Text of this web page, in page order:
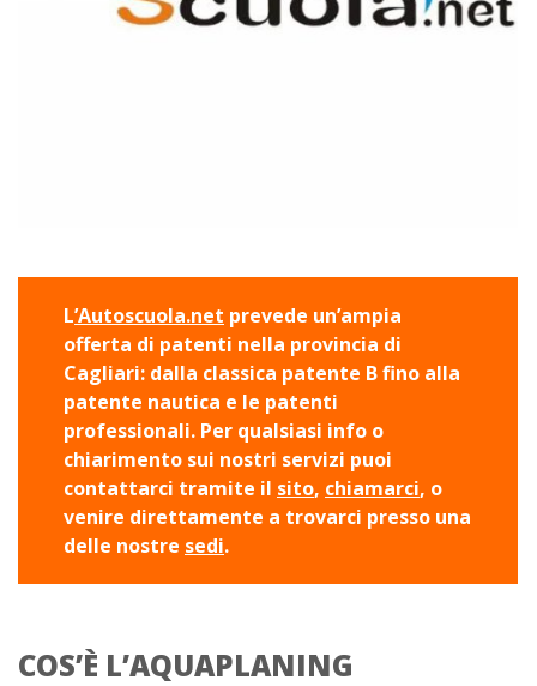
L’Autoscuola.net prevede un’ampia
offerta di patenti nella provincia di
Cagliari: dalla classica patente B fino alla
patente nautica e le patenti
professionali. Per qualsiasi info o
chiarimento sui nostri servizi puoi
contattarci tramite il sito, chiamarci, o
venire direttamente a trovarci presso una
delle nostre sedi.
COS’È L’AQUAPLANING